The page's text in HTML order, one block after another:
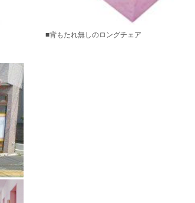
■背もたれ無しのロングチェア